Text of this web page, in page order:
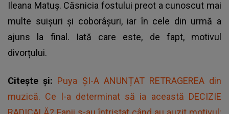
Ileana Matuș. Căsnicia fostului preot a cunoscut mai
multe suișuri și coborâșuri, iar în cele din urmă a
ajuns la final. Iată care este, de fapt, motivul
divorțului.
Citește și: Puya ȘI-A ANUNȚAT RETRAGEREA din
muzică. Ce l-a determinat să ia această DECIZIE